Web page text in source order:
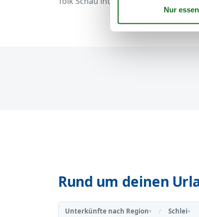
Rund um deinen
Unterkünfte nach Region▾ / Schlei▾